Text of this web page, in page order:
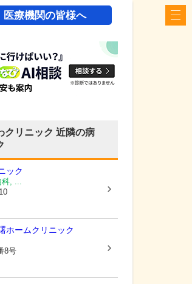
医療機関の皆様へ
クリニック 近隣の病
ック
科, ...
ホームクリニック
8号